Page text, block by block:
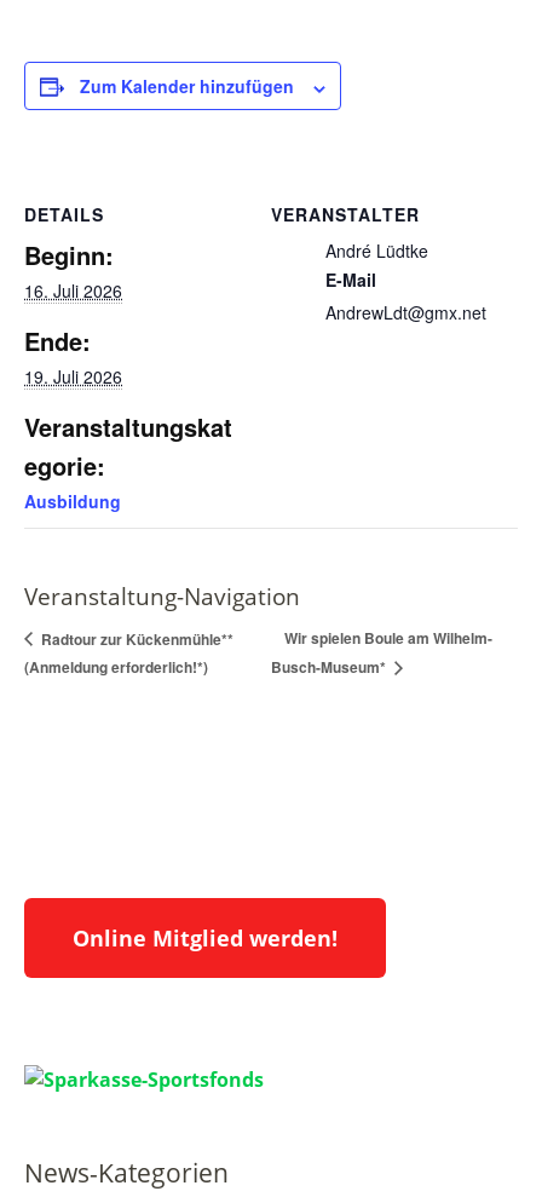
Zum Kalender hinzufügen
DETAILS
Beginn:
16. Juli 2026
Ende:
19. Juli 2026
Veranstaltungskat
egorie:
Ausbildung
VERANSTALTER
André Lüdtke
E-Mail
AndrewLdt@gmx.net
Veranstaltung-Navigation
Radtour zur Kückenmühle**
(Anmeldung erforderlich!*)
Wir spielen Boule am Wilhelm-
Busch-Museum*
Online Mitglied werden!
News-Kategorien